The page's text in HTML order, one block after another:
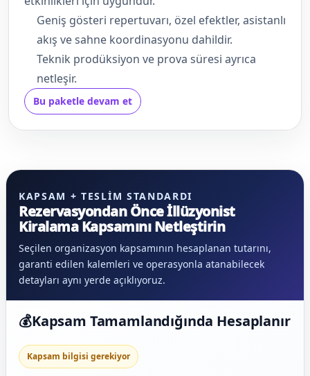
Geniş gösteri repertuvarı, özel efektler, asistanlı
akış ve sahne koordinasyonu dahildir.
Teknik prodüksiyon ve prova süresi ayrıca
netleşir.
Bu paketle devam et
KAPSAM + TESLIM STANDARDI
Rezervasyondan Önce İllüzyonist
Kiralama Kapsamını Netleştirin
Seçilen organizasyon kapsamının hesaplanan tutarını,
garanti edilen kalemleri ve operasyonla atanabilecek
detayları aynı yerde açıklıyoruz.
💰Kapsam Tamamlandığında Hesaplanır
Kapsam bilgisi gerekiyor